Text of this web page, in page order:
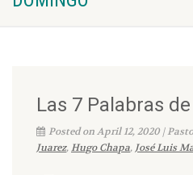
Las 7 Palabras
Posted on April 12, 2020 |
Juarez,Hugo Chapa, José Luis